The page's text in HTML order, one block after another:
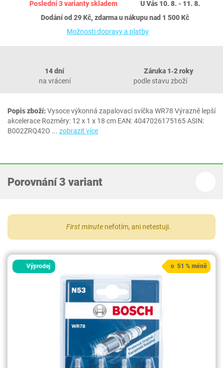
Poslední 3 varianty skladem
U Vás 10. 8. - 11. 8.
Dodání od 29 Kč, zdarma u nákupu nad 1 500 Kč
Možnosti dopravy a platby
14 dní
na vrácení
Záruka 1‐2 roky
podle stavu zboží
Popis zboží:Vysoce výkonná zapalovací svíčka WR78 Výrazně lepší
akcelerace Rozměry: 12 x 1 x 18 cm EAN: 4047026175165 ASIN:
B002ZRQ42O ... zobrazit více
Porovnání 3 variant
First minute nefotím, ani netestuji.
Výprodej o 51 % méně